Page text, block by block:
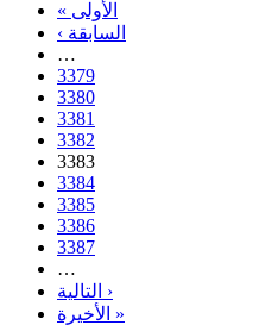
« الأولى
‹ السابقة
…
3379
3380
3381
3382
3383
3384
3385
3386
3387
…
التالية ›
الأخيرة »